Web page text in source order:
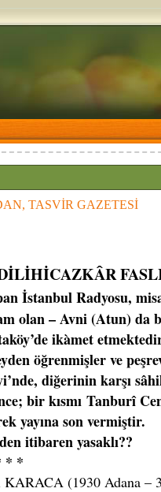
TASVİR GAZETESİ
İstanbul Radyosu,
olan – Avni (Atun) da
ikàmet
öğrenmişler ve
diğerinin karşı
bir kısmı Tanburî
yayına son vermiştir.
itibaren yasaklı??
(1930 Adana –